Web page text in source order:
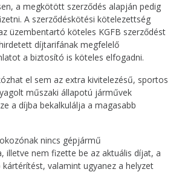
a megkötött szerződés alapján pedig
A szerződéskötési kötelezettség
üzembentartó köteles KGFB szerződést
díjtarifának megfelelő
a biztosító is köteles elfogadni.
el sem az extra kivitelezésű, sportos
műszaki állapotú járművek
a díjba bekalkulálja a magasabb
nincs gépjármű
illetve nem fizette be az aktuális díjat, a
valamint ugyanez a helyzet